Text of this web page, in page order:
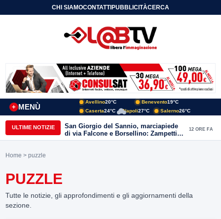
CHI SIAMOCONTATTIPUBBLICITÀCERCA
MENÙ
+
Avellino20°C Benevento19°C
Caserta24°C Napoli27°C Salerno26°C
ULTIME NOTIZIE
San Giorgio del Sannio, marciapiede
di via Falcone e Borsellino: Zampetti e
Lombardi replicano alle polemiche
12 ORE FA
Home > puzzle
PUZZLE
Tutte le notizie, gli approfondimenti e gli aggiornamenti della
sezione.